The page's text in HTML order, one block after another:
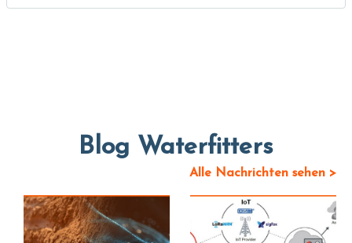
Blog Waterfitters
Alle Nachrichten sehen >